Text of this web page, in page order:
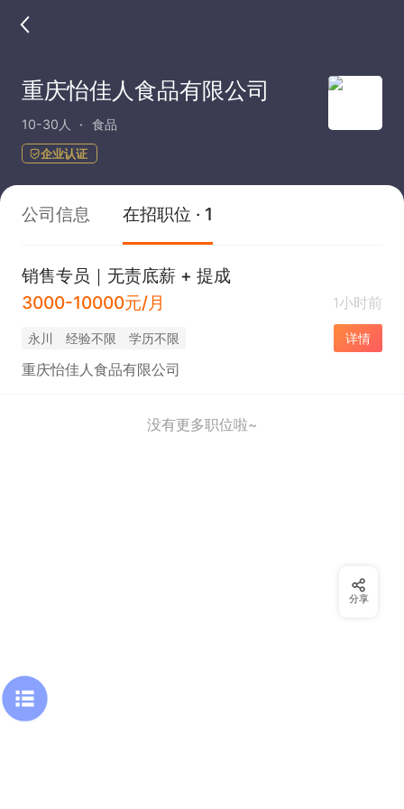
重庆怡佳人食品有限公司
10-30人 食品
企业认证
公司信息 在招职位 · 1
销售专员｜无责底薪 + 提成
3000-10000元/月
1小时前
永川 经验不限 学历不限 详情
重庆怡佳人食品有限公司
没有更多职位啦~
分享